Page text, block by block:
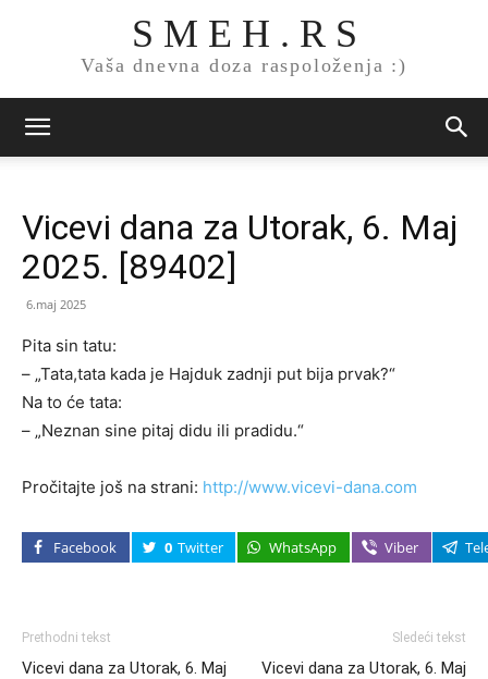
S M E H . R S
Vaša dnevna doza raspoloženja :)
Vicevi dana za Utorak, 6. Maj
2025. [89402]
6.maj 2025
Pita sin tatu:
– „Tata,tata kada je Hajduk zadnji put bija prvak?“
Na to će tata:
– „Neznan sine pitaj didu ili pradidu.“
Pročitajte još na strani: http://www.vicevi-dana.com
Facebook 0 Twitter WhatsApp Viber
Prethodni tekst
Vicevi dana za Utorak, 6. Maj
Sledeći tekst
Vicevi dana za Utorak, 6. Maj